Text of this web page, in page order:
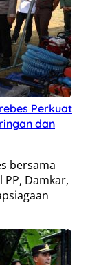
Perkuat
dan
bersama
PP, Damkar,